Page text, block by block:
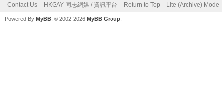
Contact Us HKGAY 同志網媒 / 資訊平台 Return to Top Lite (Archive) Mode
Powered By MyBB , © 2002-2026 MyBB Group